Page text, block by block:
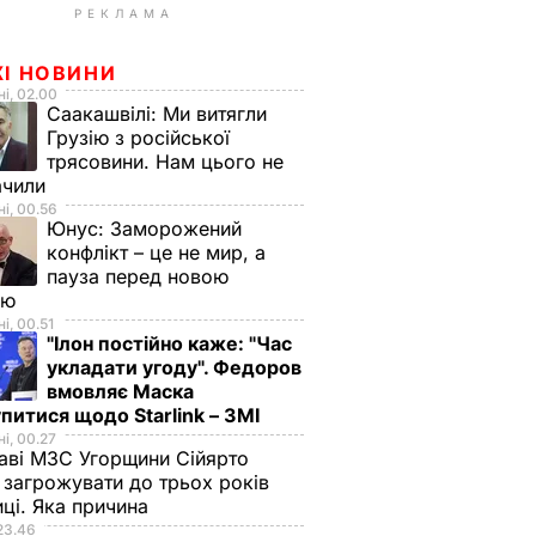
РЕКЛАМА
НОВИНИ
02.00
Саакашвілі: Ми витягли
Грузію з російської
трясовини. Нам цього не
00.56
Юнус: Заморожений
конфлікт – це не мир, а
пауза перед новою
00.51
"Ілон постійно каже: "Час
укладати угоду". Федоров
вмовляє Маска
щодо Starlink – ЗМІ
00.27
МЗС Угорщини Сійярто
до трьох років
Яка причина